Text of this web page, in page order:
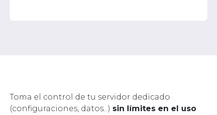
Toma el control de tu servidor dedicado
(configuraciones, datos...) sin límites en el uso